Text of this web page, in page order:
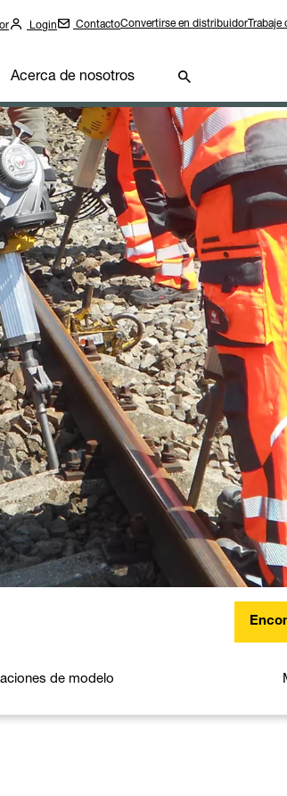
Login ContactoConvertirse en distribuidorTrabaje
Acerca de nosotros
de modelo